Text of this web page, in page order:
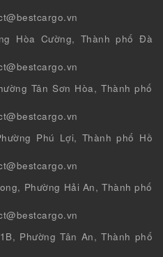
Hòa Cường, Thành phố Đà
Tân Sơn Hòa, Thành phố
Phú Lợi, Thành phố Hồ
Phường Hải An, Thành phố
Phường Tân An, Thành phố